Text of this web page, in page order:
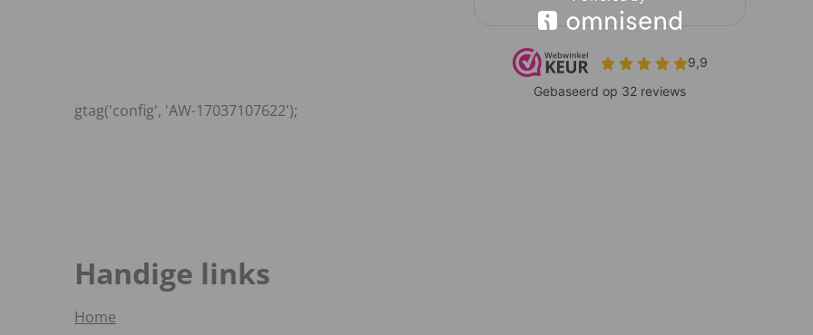
gtag('config', 'AW-17037107622');
Handige links
Home